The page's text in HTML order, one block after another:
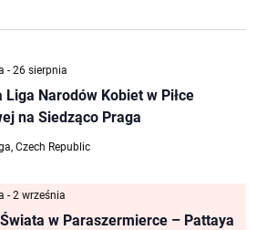
po
i
Liga Narodów Kobiet w Piłce
na Siedząco Praga
- 26 sierpnia
Czech Republic
w Paraszermierce – Pattaya
- 2 września